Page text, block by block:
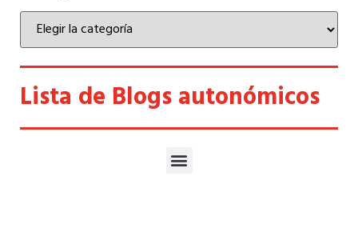
Lista de Blogs autonómicos